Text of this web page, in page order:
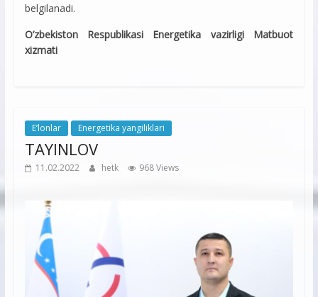
belgilanadi.
O’zbekiston Respublikasi Energetika vazirligi Matbuot
xizmati
E’lonlar Energetika yangiliklari
TAYINLOV
11.02.2022 hetk 968 Views